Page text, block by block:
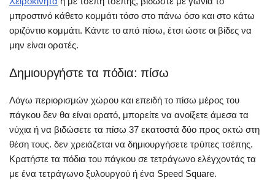
μπροστινό κάθετο κομμάτι τόσο στο πάνω όσο και στο κάτω
οριζόντιο κομμάτι. Κάντε το από πίσω, έτσι ώστε οι βίδες να
μην είναι ορατές.
Δημιουργήστε τα πόδια: πίσω
Λόγω περιορισμών χώρου και επειδή το πίσω μέρος του
πάγκου δεν θα είναι ορατό, μπορείτε να ανοίξετε άμεσα τα
νύχια ή να βιδώσετε τα πίσω 37 εκατοστά δύο προς οκτώ στη
θέση τους. δεν χρειάζεται να δημιουργήσετε τρύπες τσέπης.
Κρατήστε τα πόδια του πάγκου σε τετράγωνο ελέγχοντάς τα
με ένα τετράγωνο ξυλουργού ή ένα Speed Square.